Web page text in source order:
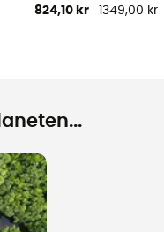
824,10 kr 1349,00 kr